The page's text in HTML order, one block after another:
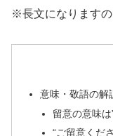
※長文になります
意味・敬語の解
留意の意味
“ご留意くだ